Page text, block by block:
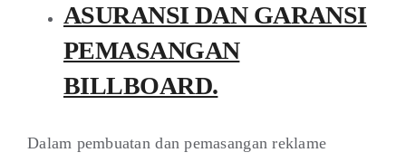
ASURANSI DAN GARANSI
PEMASANGAN
BILLBOARD.
Dalam pembuatan dan pemasangan reklame